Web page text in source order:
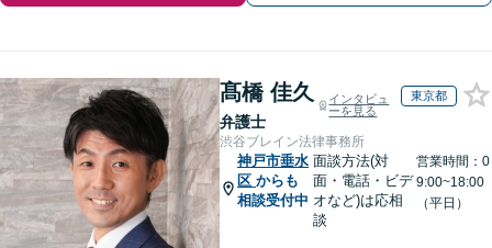
髙橋 佳久
弁護士
インタビュ
ーを見る
東京都
渋谷ブレイン法律事務所
神戸市垂水
区 からも
相談受付中
面談方法(対
面・電話・ビデ
オなど)は応相
談
営業時間：0
9:00~18:00
（平日）